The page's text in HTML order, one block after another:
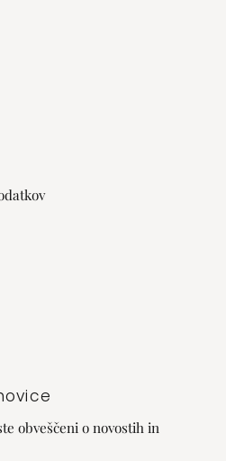
obveščeni o novostih in